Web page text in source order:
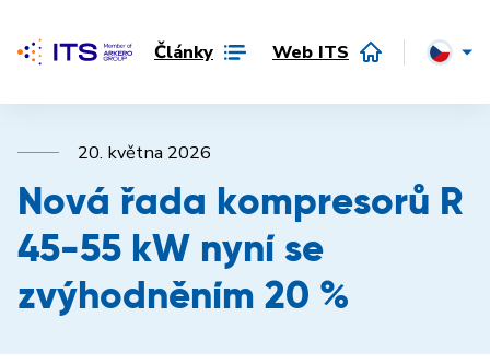
Články Web ITS
20. května 2026
Nová řada kompresorů R
45-55 kW nyní se
zvýhodněním 20 %